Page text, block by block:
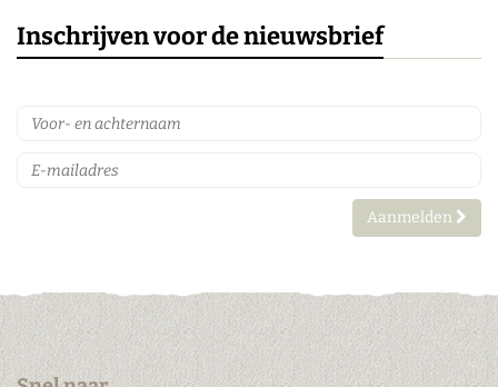
Inschrijven voor de nieuwsbrief
Aanmelden